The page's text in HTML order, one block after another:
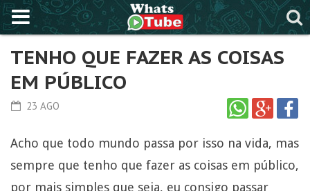
TENHO QUE FAZER AS COISAS
EM PÚBLICO
23 AGO
Acho que todo mundo passa por isso na vida, mas
sempre que tenho que fazer as coisas em público,
por mais simples que seja, eu consigo passar